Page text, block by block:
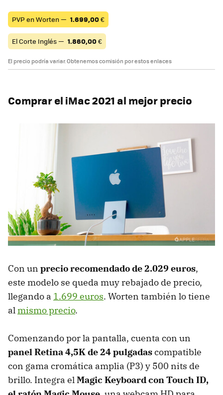
PVP en Worten — 1.699,00€
El Corte Inglés — 1.860,00€
El precio podría variar. Obtenemos comisión por estos enlaces
Comprar el iMac 2021 al mejor precio
Con un precio recomendado de 2.029 euros,
este modelo se queda muy rebajado de precio,
llegando a 1.699 euros. Worten también lo tiene
al mismo precio.
Comenzando por la pantalla, cuenta con un
panel Retina 4,5K de 24 pulgadascompatible
con gama cromática amplia (P3) y 500 nits de
brillo. Integra el Magic Keyboard con Touch ID,